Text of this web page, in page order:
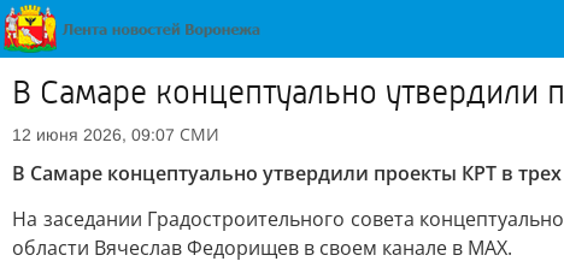
В Самаре концептуально
12 июня 2026, 09:07 СМИ
В Самаре концептуально утвердили проекты КРТ в
На заседании Градостроительного совета
области Вячеслав Федорищев в своем канале в MAX.